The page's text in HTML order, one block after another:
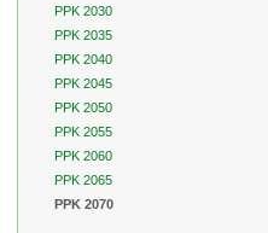
PPK 2030
PPK 2035
PPK 2040
PPK 2045
PPK 2050
PPK 2055
PPK 2060
PPK 2065
PPK 2070